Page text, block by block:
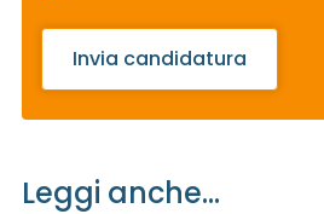
Invia candidatura
Leggi anche...